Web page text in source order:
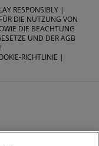
RESPONSIBLY |
DIE NUTZUNG VON
DIE BEACHTUNG
UND DER AGB
RICHTLINIE |